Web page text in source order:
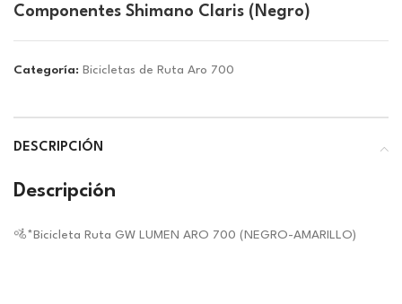
Componentes Shimano Claris (Negro)
Categoría: Bicicletas de Ruta Aro 700
DESCRIPCIÓN
Descripción
🚵*Bicicleta Ruta GW LUMEN ARO 700 (NEGRO-AMARILLO)